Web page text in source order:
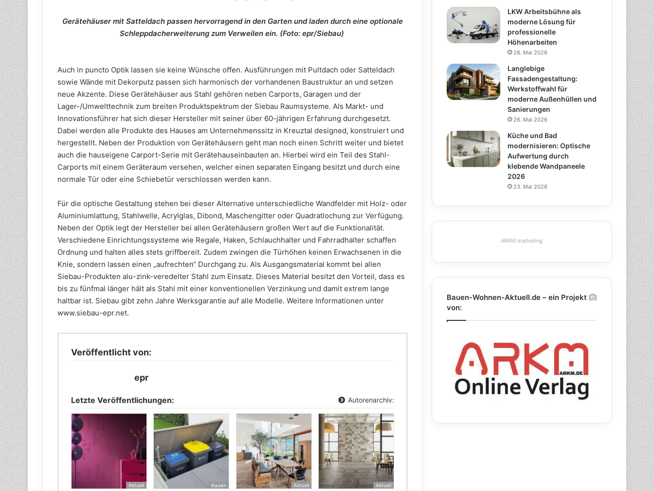
Gerätehäuser mit Satteldach passen hervorragend in den Garten und laden durch eine optionale
Schleppdacherweiterung zum Verweilen ein. (Foto: epr/Siebau)
Auch in puncto Optik lassen sie keine Wünsche offen. Ausführungen mit Pultdach oder Satteldach
sowie Wände mit Dekorputz passen sich harmonisch der vorhandenen Baustruktur an und setzen
neue Akzente. Diese Gerätehäuser aus Stahl gehören neben Carports, Garagen und der
Lager-/Umwelttechnik zum breiten Produktspektrum der Siebau Raumsysteme. Als Markt- und
Innovationsführer hat sich dieser Hersteller mit seiner über 60-jährigen Erfahrung durchgesetzt.
Dabei werden alle Produkte des Hauses am Unternehmenssitz in Kreuztal designed, konstruiert und
hergestellt. Neben der Produktion von Gerätehäusern geht man noch einen Schritt weiter und bietet
auch die hauseigene Carport-Serie mit Gerätehauseinbauten an. Hierbei wird ein Teil des Stahl-
Carports mit einem Geräteraum versehen, welcher einen separaten Eingang besitzt und durch eine
normale Tür oder eine Schiebetür verschlossen werden kann.
Für die optische Gestaltung stehen bei dieser Alternative unterschiedliche Wandfelder mit Holz- oder
Aluminiumlattung, Stahlwelle, Acrylglas, Dibond, Maschengitter oder Quadratlochung zur Verfügung.
Neben der Optik legt der Hersteller bei allen Gerätehäusern großen Wert auf die Funktionalität.
Verschiedene Einrichtungssysteme wie Regale, Haken, Schlauchhalter und Fahrradhalter schaffen
Ordnung und halten alles stets griffbereit. Zudem zwingen die Türhöhen keinen Erwachsenen in die
Knie, sondern lassen einen „aufrechten“ Durchgang zu. Als Ausgangsmaterial kommt bei allen
Siebau-Produkten alu-zink-veredelter Stahl zum Einsatz. Dieses Material besitzt den Vorteil, dass es
bis zu fünfmal länger hält als Stahl mit einer konventionellen Verzinkung und damit extrem lange
haltbar ist. Siebau gibt zehn Jahre Werksgarantie auf alle Modelle. Weitere Informationen unter
www.siebau-epr.net.
Veröffentlicht von:
epr
Letzte Veröffentlichungen: Autorenarchiv:
Aktuell
Bauen
Aktuell
Aktuell
LKW Arbeitsbühne als
moderne Lösung für
professionelle
Höhenarbeiten
28. Mai 2026
Langlebige
Fassadengestaltung:
Werkstoffwahl für
moderne Außenhüllen und
Sanierungen
26. Mai 2026
Küche und Bad
modernisieren: Optische
Aufwertung durch
klebende Wandpaneele
2026
23. Mai 2026
ARKM.marketing
Bauen-Wohnen-Aktuell.de – ein Projekt
von: